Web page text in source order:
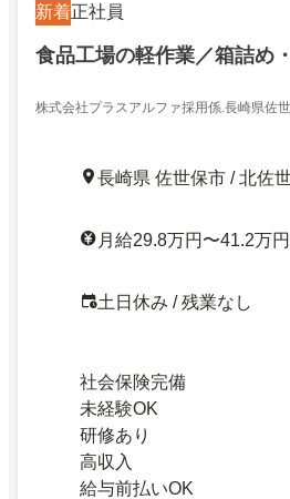
新着正社員
食品工場の軽作業／箱詰め
株式会社プラスアルファ採用係.長崎県佐
長崎県 佐世保市 / 北佐
月給29.8万円〜41.2万円
土日休み / 残業なし
社会保険完備
未経験OK
研修あり
高収入
給与前払いOK